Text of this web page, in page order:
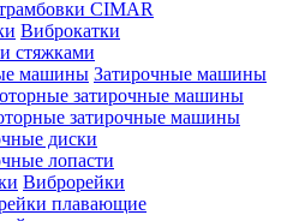
CIMAR
Виброкатки
стяжками
Затирочные машины
затирочные машины
затирочные машины
диски
лопасти
Виброрейки
плавающие